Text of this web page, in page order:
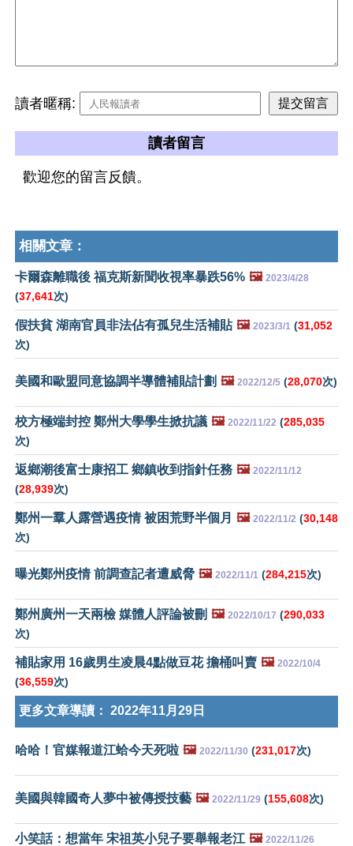
讀者暱稱:
讀者留言
歡迎您的留言反饋。
相關文章：
卡爾森離職後 福克斯新聞收視率暴跌56% 🖼️ 2023/4/28
(37,641次)
假扶貧 湖南官員非法佔有孤兒生活補貼 🖼️ 2023/3/1 (31,052
次)
美國和歐盟同意協調半導體補貼計劃 🖼️ 2022/12/5 (28,070次)
校方極端封控 鄭州大學學生掀抗議 🖼️ 2022/11/22 (285,035
次)
返鄉潮後富士康招工 鄉鎮收到指針任務 🖼️ 2022/11/12
(28,939次)
鄭州一羣人露營遇疫情 被困荒野半個月 🖼️ 2022/11/2 (30,148
次)
曝光鄭州疫情 前調查記者遭威脅 🖼️ 2022/11/1 (284,215次)
鄭州廣州一天兩檢 媒體人評論被刪 🖼️ 2022/10/17 (290,033
次)
補貼家用 16歲男生凌晨4點做豆花 擔桶叫賣 🖼️ 2022/10/4
(36,559次)
更多文章導讀： 2022年11月29日
哈哈！官媒報道江蛤今天死啦 🖼️ 2022/11/30 (231,017次)
美國與韓國奇人夢中被傳授技藝 🖼️ 2022/11/29 (155,608次)
小笑話：想當年 宋祖英小兒子要舉報老江 🖼️ 2022/11/26